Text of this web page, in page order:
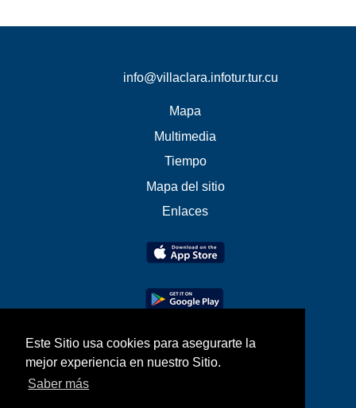
Este Sitio usa cookies para asegurarte la
mejor experiencia en nuestro Sitio.
Saber más
info@villaclara.infotur.tur.cu
Mapa
Multimedia
Tiempo
Mapa del sitio
Enlaces